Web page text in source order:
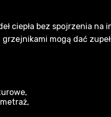
ciepła bez spojrzenia
mogą dać